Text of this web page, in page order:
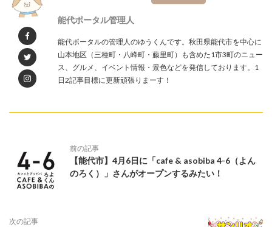
能代ポータル管理人
能代ポータルの管理人のゆうくんです。秋田県能代市を中心に
山本地区（三種町・八峰町・藤里町）も含めた1市3町のニュー
ス、グルメ、イベント情報・景色などを発信しております。1
日2記事目標に更新頑張りまーす！
前の記事
【能代市】4月6日に「cafe & asobiba 4-6（よん
のろく）」さんがオープンするみたい！
次の記事